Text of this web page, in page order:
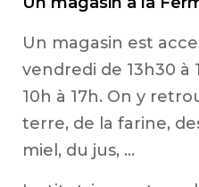
Un magasin est
vendredi de 13h30 à
10h à 17h. On y
terre, de la farine,
miel, du jus, …